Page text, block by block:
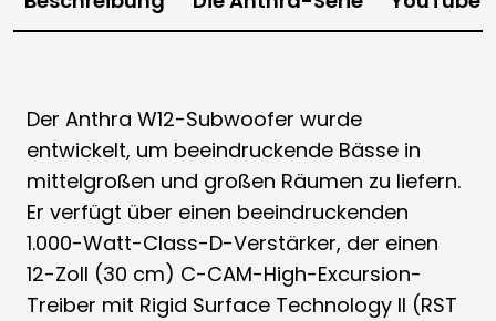
Der Anthra W12-Subwoofer wurde
entwickelt, um beeindruckende Bässe in
mittelgroßen und großen Räumen zu liefern.
Er verfügt über einen beeindruckenden
1.000-Watt-Class-D-Verstärker, der einen
12-Zoll (30 cm) C-CAM-High-Excursion-
Treiber mit Rigid Surface Technology II (RST